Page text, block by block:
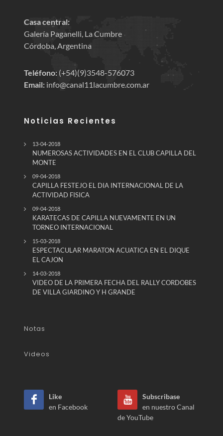
Casa central:
Galería Paganelli, La Cumbre
Córdoba, Argentina
Teléfono: (+54)(9)3548-576073
Email: info@canal11lacumbre.com.ar
Noticias Recientes
13-04-2018
NUMEROSAS ACTIVIDADES EN EL CLUB CAPILLA DEL
MONTE
09-04-2018
CAPILLA FESTEJO EL DIA INTERNACIONAL DE LA
ACTIVIDAD FISICA
09-04-2018
KARATECAS DE CAPILLA NUEVAMENTE EN UN
TORNEO INTERNACIONAL
15-03-2018
ESPECTACULAR MARATON ACUATICA EN EL DIQUE
EL CAJON
14-03-2018
VIDEO DE LA PRIMERA FECHA DEL RALLY CORDOBES
DE VILLA GIARDINO Y H GRANDE
Notas
Videos
Like
en Facebook
Subscribase
en nuestro Canal
de YouTube